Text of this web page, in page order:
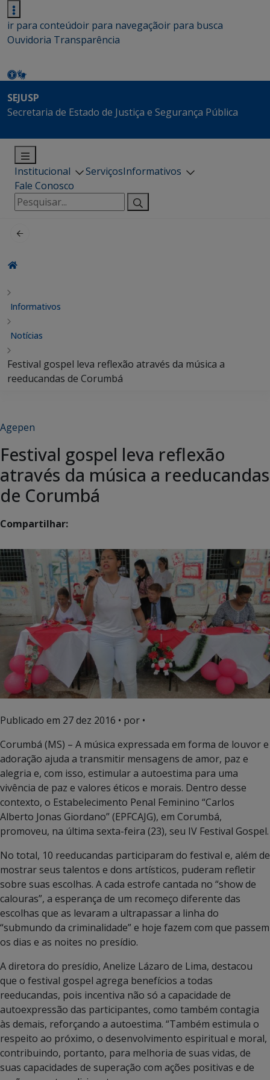
ir para conteúdoir para navegaçãoir para busca
Ouvidoria Transparência
SEJUSP
Secretaria de Estado de Justiça e Segurança Pública
Institucional ServiçosInformativos
Fale Conosco
Pesquisar
por:
Informativos
Notícias
Festival gospel leva reflexão através da música a
reeducandas de Corumbá
Agepen
Festival gospel leva reflexão
através da música a reeducandas
de Corumbá
Compartilhar:
Publicado em 27 dez 2016 • por •
Corumbá (MS) – A música expressada em forma de louvor e
adoração ajuda a transmitir mensagens de amor, paz e
alegria e, com isso, estimular a autoestima para uma
vivência de paz e valores éticos e morais. Dentro desse
contexto, o Estabelecimento Penal Feminino “Carlos
Alberto Jonas Giordano” (EPFCAJG), em Corumbá,
promoveu, na última sexta-feira (23), seu IV Festival Gospel.
No total, 10 reeducandas participaram do festival e, além de
mostrar seus talentos e dons artísticos, puderam refletir
sobre suas escolhas. A cada estrofe cantada no “show de
calouras”, a esperança de um recomeço diferente das
escolhas que as levaram a ultrapassar a linha do
“submundo da criminalidade” e hoje fazem com que passem
os dias e as noites no presídio.
A diretora do presídio, Anelize Lázaro de Lima, destacou
que o festival gospel agrega benefícios a todas
reeducandas, pois incentiva não só a capacidade de
autoexpressão das participantes, como também contagia
às demais, reforçando a autoestima. “Também estimula o
respeito ao próximo, o desenvolvimento espiritual e moral,
contribuindo, portanto, para melhoria de suas vidas, de
suas capacidades de superação com ações positivas e de